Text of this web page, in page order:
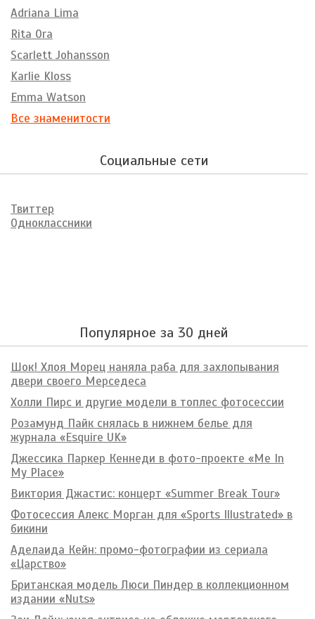
Adriana Lima
Rita Ora
Scarlett Johansson
Karlie Kloss
Emma Watson
Все знаменитости
Социальные сети
Твиттер
Одноклассники
Популярное за 30 дней
Шок! Хлоя Морец наняла раба для захлопывания
двери своего Мерседеса
Холли Пирс и другие модели в топлес фотосессии
Розамунд Пайк снялась в нижнем белье для
журнала «Esquire UK»
Джессика Паркер Кеннеди в фото-проекте «Me In
My Place»
Виктория Джастис: концерт «Summer Break Tour»
Фотосессия Алекс Морган для «Sports Illustrated» в
бикини
Аделаида Кейн: промо-фотографии из сериала
«Царство»
Британская модель Люси Пиндер в коллекционном
издании «Nuts»